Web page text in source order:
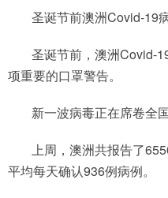
圣诞节前澳洲Covid-19
圣诞节前，澳洲Covid-
项重要的口罩警告。
新一波病毒正在席卷全
上周，澳洲共报告了
平均每天确认936例病例。